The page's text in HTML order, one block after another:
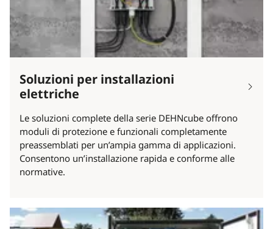
Soluzioni per installazioni
elettriche
Le soluzioni complete della serie DEHNcube offrono
moduli di protezione e funzionali completamente
preassemblati per un’ampia gamma di applicazioni.
Consentono un’installazione rapida e conforme alle
normative.